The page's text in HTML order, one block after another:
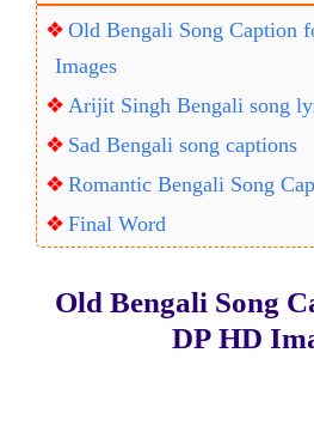
Old Bengali Song Caption
Images
Arijit Singh Bengali song
Sad Bengali song captions
Romantic Bengali Song
Final Word
Old Bengali Song
DPHD